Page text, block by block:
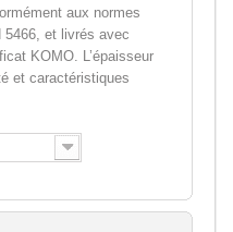
aux normes
5466, et livrés avec
KOMO. L’épaisseur
et caractéristiques